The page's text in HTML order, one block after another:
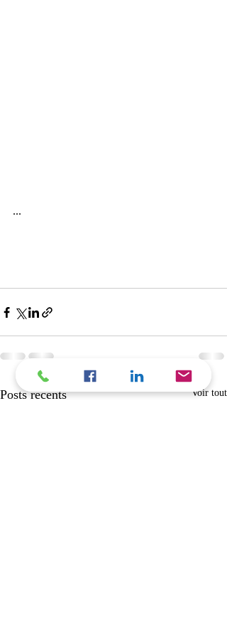
...
Posts récents Voir tout